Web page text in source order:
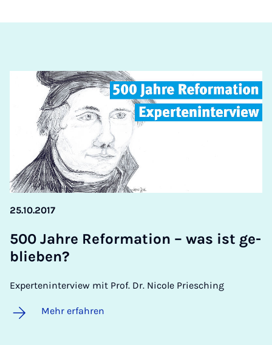
25.10.2017
500 Jah­re Re­for­ma­ti­on – was ist ge­
blie­ben?
Experteninterview mit Prof. Dr. Nicole Priesching
Mehr erfahren